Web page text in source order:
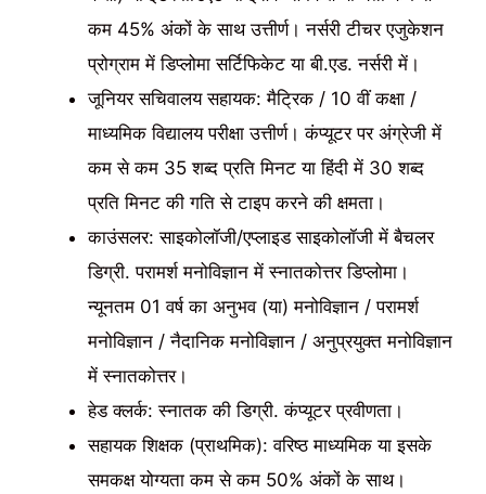
कम 45% अंकों के साथ उत्तीर्ण। नर्सरी टीचर एजुकेशन
प्रोग्राम में डिप्लोमा सर्टिफिकेट या बी.एड. नर्सरी में।
जूनियर सचिवालय सहायक: मैट्रिक / 10 वीं कक्षा /
माध्यमिक विद्यालय परीक्षा उत्तीर्ण। कंप्यूटर पर अंग्रेजी में
कम से कम 35 शब्द प्रति मिनट या हिंदी में 30 शब्द
प्रति मिनट की गति से टाइप करने की क्षमता।
काउंसलर: साइकोलॉजी/एप्लाइड साइकोलॉजी में बैचलर
डिग्री. परामर्श मनोविज्ञान में स्नातकोत्तर डिप्लोमा।
न्यूनतम 01 वर्ष का अनुभव (या) मनोविज्ञान / परामर्श
मनोविज्ञान / नैदानिक ​​मनोविज्ञान / अनुप्रयुक्त मनोविज्ञान
में स्नातकोत्तर।
हेड क्लर्क: स्नातक की डिग्री. कंप्यूटर प्रवीणता।
सहायक शिक्षक (प्राथमिक): वरिष्ठ माध्यमिक या इसके
समकक्ष योग्यता कम से कम 50% अंकों के साथ।